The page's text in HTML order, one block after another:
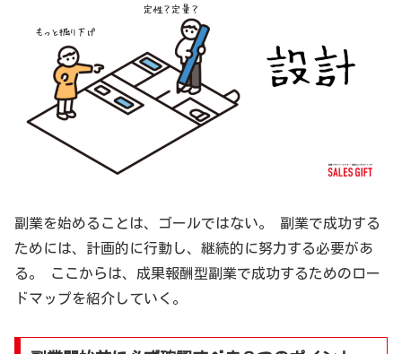
副業を始めることは、ゴールではない。 副業で成功する
ためには、計画的に行動し、継続的に努力する必要があ
る。 ここからは、成果報酬型副業で成功するためのロー
ドマップを紹介していく。